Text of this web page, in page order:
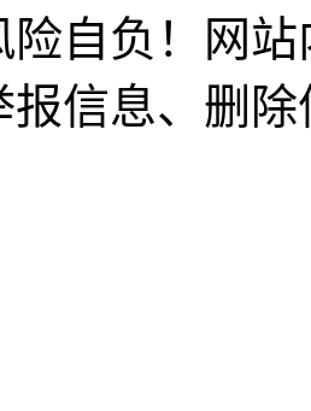
险自负！网
报信息、删